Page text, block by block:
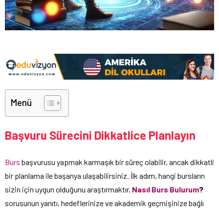
Menü
Başvuru Sürecini Dikkatlice Planlayın
Burs başvurusu yapmak karmaşık bir süreç olabilir, ancak dikkatli
bir planlama ile başarıya ulaşabilirsiniz. İlk adım, hangi bursların
sizin için uygun olduğunu araştırmaktır. Nasıl Burs Bulurum?
sorusunun yanıtı, hedeflerinize ve akademik geçmişinize bağlı